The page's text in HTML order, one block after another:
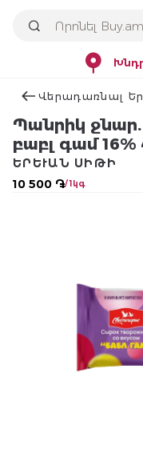
Վերադառնալ
Պանրիկ ջնար.
բաբլ գամ 16%
10 500 ֏/ 1կգ
ԵՐԵՒԱՆ ՍԻԹԻ